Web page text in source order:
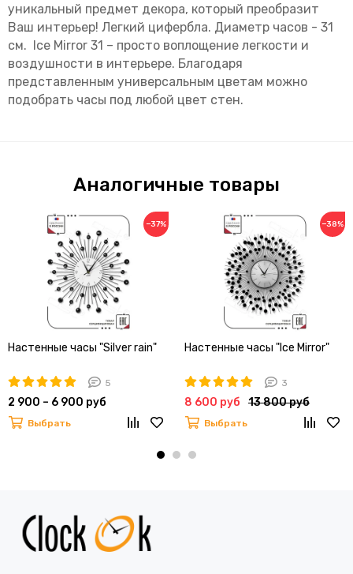
уникальный предмет декора, который преобразит
Ваш интерьер! Легкий цифербла. Диаметр часов - 31
см. Ice Mirror 31 – просто воплощение легкости и
воздушности в интерьере. Благодаря
представленным универсальным цветам можно
подобрать часы под любой цвет стен.
Аналогичные товары
−37%
Настенные часы "Silver rain"
5
2 900 – 6 900 руб
Выбрать
−38%
Настенные часы "Ice Mirror"
3
8 600 руб 13 800 руб
Выбрать